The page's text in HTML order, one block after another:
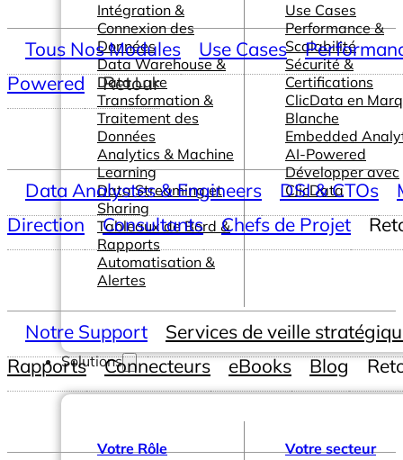
Intégration &
Connexion des
Données
Data Warehouse &
Data Lake
Transformation &
Traitement des
Données
Analytics & Machine
Learning
Data Streaming et
Sharing
Tableaux de Bord &
Rapports
Automatisation &
Alertes
Use Cases
Performance &
Scalabilité
Sécurité &
Certifications
ClicData en
Blanche
Embedded
AI-Powered
Développer avec
ClicData
Solutions
Votre Rôle
Votre secteur
Tous Nos Modules Use Cases
Powered
Retour
Data Analystes & Engineers DSI & CTOs
Direction
Consultants Chefs de Projet
Notre Support
Services de veille
Rapports
Connecteurs eBooks Blog